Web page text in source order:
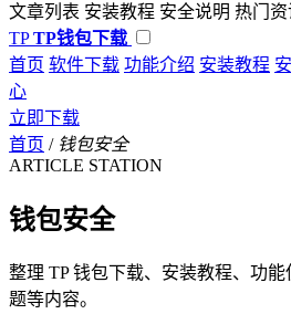
文章列表 安装教程 安全说明 热门资
TP TP钱包下载
首页 软件下载 功能介绍 安装教程
心
立即下载
首页 / 钱包安全
ARTICLE STATION
钱包安全
整理 TP 钱包下载、安装教程、功
题等内容。